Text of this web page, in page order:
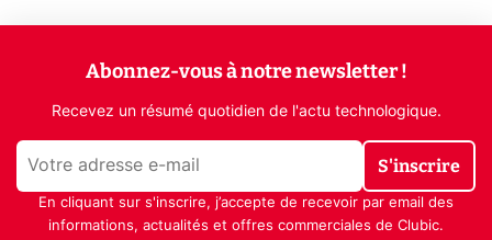
Abonnez-vous à notre newsletter !
Recevez un résumé quotidien de l'actu technologique.
S'inscrire
En cliquant sur s'inscrire, j’accepte de recevoir par email des
informations, actualités et offres commerciales de Clubic.